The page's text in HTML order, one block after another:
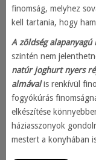
finomság, melyhez
kell tartania, hogy
A zöldség alapanyagú
szintén nem
natúr joghurt nyers
almávalis renkívül
fogyókúrás
elkészítése
háziasszonyok
mestert a konyhában